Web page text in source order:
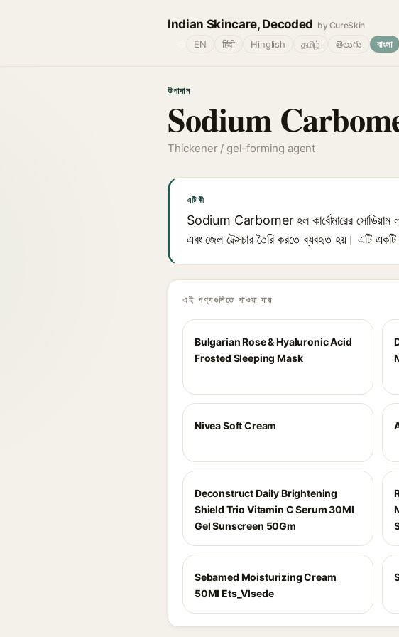
Indian Skincare, Decoded by CureSkin
EN हिंदी Hinglish தமிழ் తెలుగు বাংলা
উপাদান
Sodium
Thickener / gel-forming agent
এটি কী
Sodium Carbomer হল কার্বোমারের সোডিয়াম
এবং জেল টেক্সচার তৈরি করতে ব্যবহৃত হয়। এটি একটি
এই পণ্যগুলিতে পাওয়া যায়
Bulgarian Rose & Hyaluronic Acid
Frosted Sleeping Mask
Nivea Soft Cream
Deconstruct Daily Brightening
Shield Trio Vitamin C Serum 30Ml
Gel Sunscreen 50Gm
Sebamed Moisturizing Cream
50Ml Ets_Vlsede